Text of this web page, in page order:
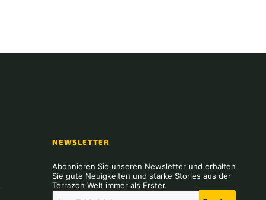
NEWSLETTER
Abonnieren Sie unseren Newsletter und erhalten
Sie gute Neuigkeiten und starke Stories aus der
Terrazon Welt immer als Erster.